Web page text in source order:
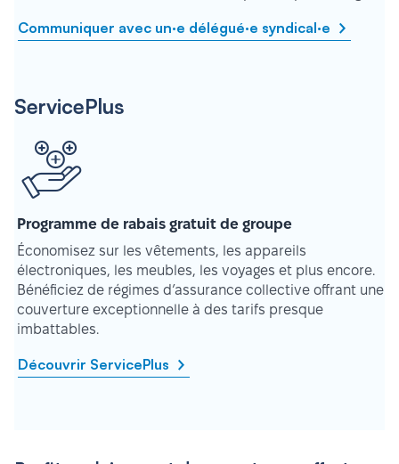
Communiquer avec un·e délégué·e syndical·e
ServicePlus
Programme de rabais gratuit de groupe
Économisez sur les vêtements, les appareils
électroniques, les meubles, les voyages et plus encore.
Bénéficiez de régimes d’assurance collective offrant une
couverture exceptionnelle à des tarifs presque
imbattables.
Découvrir ServicePlus